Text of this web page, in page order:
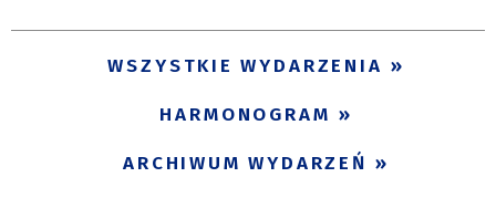
WSZYSTKIE WYDARZENIA
HARMONOGRAM
ARCHIWUM WYDARZEŃ